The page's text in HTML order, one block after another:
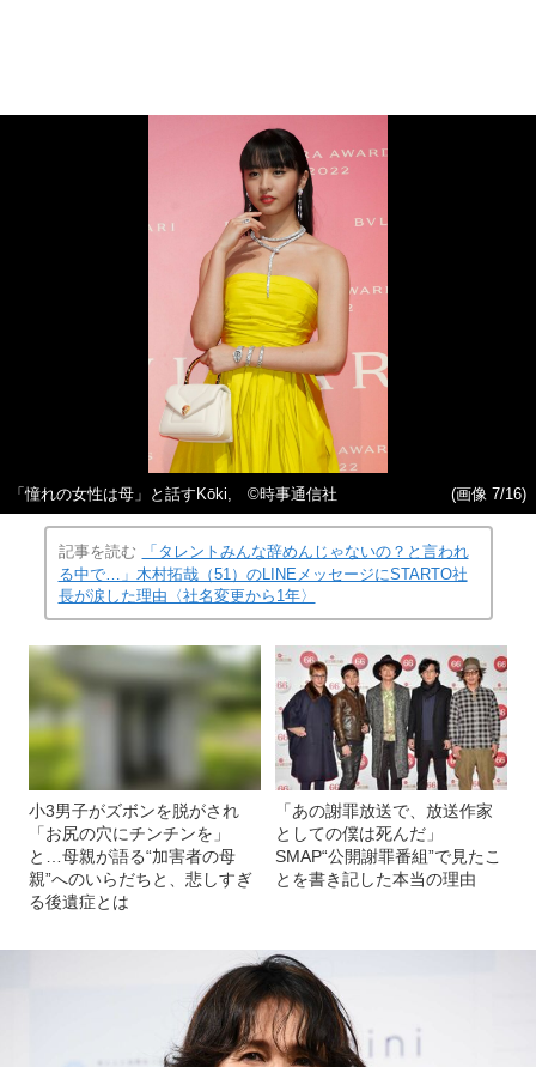
「憧れの女性は母」と話すKōki, ©時事通信社 (画像 7/16)
記事を読む
「タレントみんな辞めんじゃないの？と言われ
る中で…」木村拓哉（51）のLINEメッセージにSTARTO社
長が涙した理由〈社名変更から1年〉
小3男子がズボンを脱がされ
「お尻の穴にチンチンを」
と…母親が語る“加害者の母
親”へのいらだちと、悲しすぎ
る後遺症とは
「あの謝罪放送で、放送作家
としての僕は死んだ」
SMAP“公開謝罪番組”で見たこ
とを書き記した本当の理由